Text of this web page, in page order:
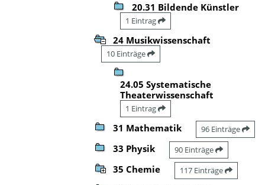
20.31 Bildende Künstler
1 Eintrag
24 Musikwissenschaft
10 Einträge
24.05 Systematische
Theaterwissenschaft
1 Eintrag
31 Mathematik 96 Einträge
33 Physik 90 Einträge
35 Chemie 117 Einträge